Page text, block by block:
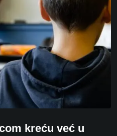
kreću već u